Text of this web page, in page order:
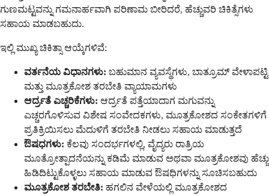
ಗುಣಮಟ್ಟವನ್ನು ಗಮನಾರ್ಹವಾಗಿ ಪರಿಣಾಮ ಬೀರಿದರೆ, ಹೆಚ್ಚುವರಿ ಚಿಕಿತ್ಸೆಗಳು
ಸಹಾಯ ಮಾಡಬಹುದು.
ಇಲ್ಲಿ ಮುಖ್ಯ ಚಿಕಿತ್ಸಾ ಆಯ್ಕೆಗಳಿವೆ:
ವರ್ತನೆಯ ವಿಧಾನಗಳು: ಬಹುಮಾನ ವ್ಯವಸ್ಥೆಗಳು, ಬಾತ್ರೂಮ್ ವೇಳಾಪಟ್ಟಿ
ಮತ್ತು ಮೂತ್ರಕೋಶ ತರಬೇತಿ ವ್ಯಾಯಾಮಗಳು
ಆರ್ದ್ರತೆ ಎಚ್ಚರಿಕೆಗಳು: ಆರ್ದ್ರತೆ ಪತ್ತೆಯಾದಾಗ ಮಗುವನ್ನು
ಎಚ್ಚರಗೊಳಿಸುವ ವಿಶೇಷ ಸಂವೇದಕಗಳು, ಮೂತ್ರಕೋಶದ ಸಂಕೇತಗಳಿಗೆ
ಪ್ರತಿಕ್ರಿಯಿಸಲು ಮೆದುಳಿಗೆ ತರಬೇತಿ ನೀಡಲು ಸಹಾಯ ಮಾಡುತ್ತದೆ
ಔಷಧಗಳು: ಕೆಲವು ಸಂದರ್ಭಗಳಲ್ಲಿ, ವೈದ್ಯರು ರಾತ್ರಿಯ
ಮೂತ್ರೋತ್ಪಾದನೆಯನ್ನು ಕಡಿಮೆ ಮಾಡುವ ಅಥವಾ ಮೂತ್ರಕೋಶವು ಹೆಚ್ಚು
ಹಿಡಿದಿಟ್ಟುಕೊಳ್ಳಲು ಸಹಾಯ ಮಾಡುವ ಔಷಧಿಗಳನ್ನು ಸೂಚಿಸಬಹುದು
ಮೂತ್ರಕೋಶ ತರಬೇತಿ: ಹಗಲಿನ ವೇಳೆಯಲ್ಲಿ ಮೂತ್ರಕೋಶದ